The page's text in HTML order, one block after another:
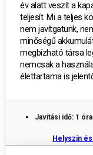
év alatt veszít a
teljesít. Mi a teljes
nem javítgatunk,
minőségű
megbízható társa
nemcsak a
élettartama is
Javítási idő: 1 óra
Helyszín